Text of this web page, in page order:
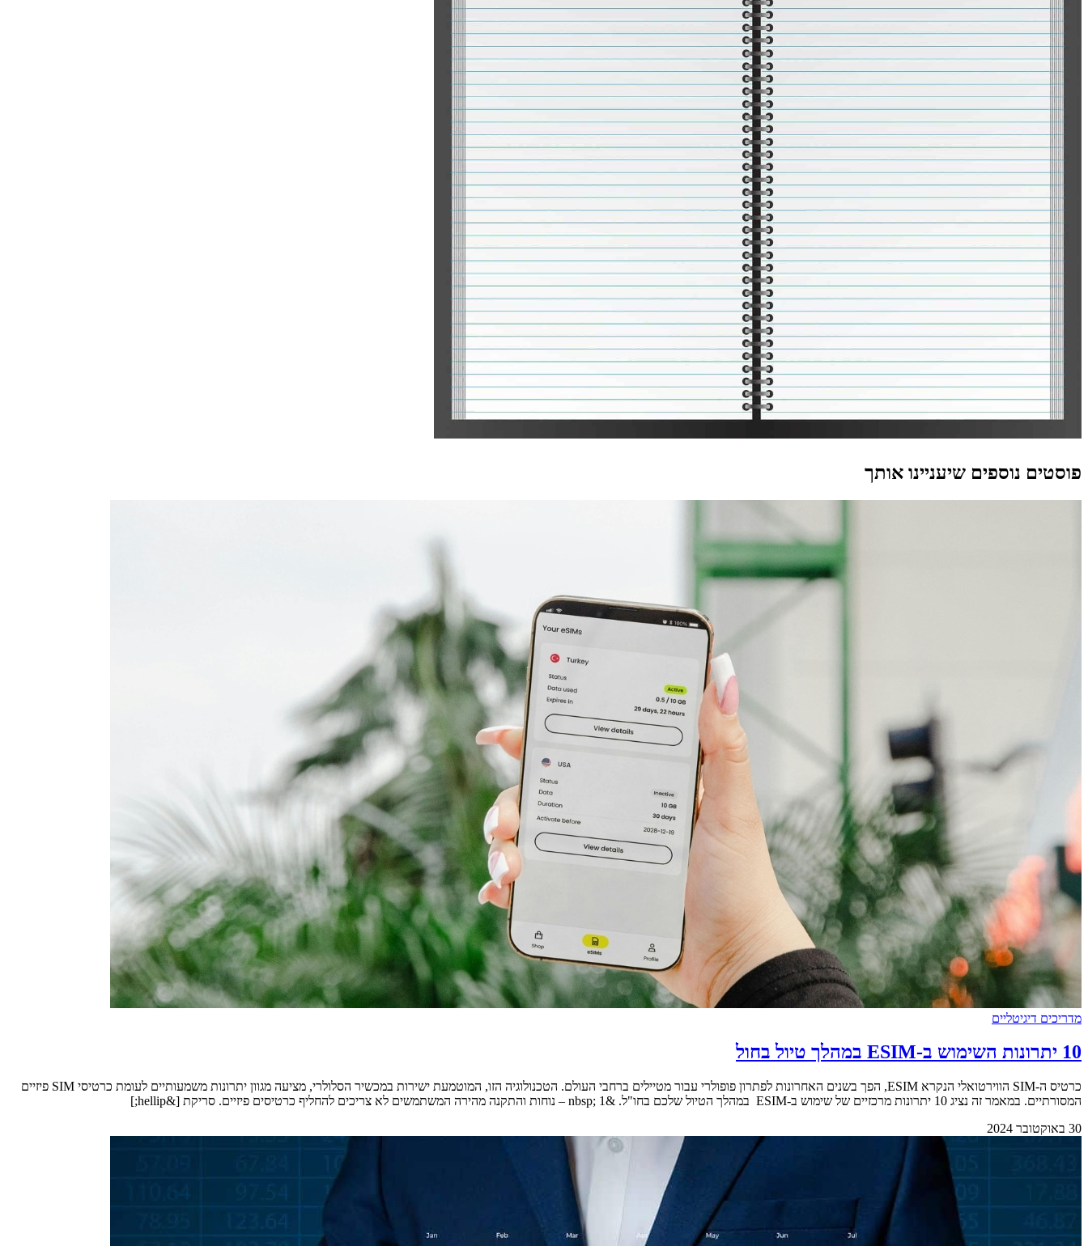
פוסטים נוספים שיעניינו אותך
מדריכים דיגיטליים
10 יתרונות השימוש ב-ESIM במהלך טיול בחול
כרטיס ה-SIM הווירטואלי הנקרא ESIM, הפך בשנים האחרונות לפתרון פופולרי עבור מטיילים ברחבי העולם. הטכנולוגיה הזו, המוטמעת ישירות במכשיר הסלולרי, מציעה מגוון יתרונות משמעותיים לעומת כרטיסי SIM פיזיים
המסורתיים. במאמר זה נציג 10 יתרונות מרכזיים של שימוש ב-ESIM במהלך הטיול שלכם בחו"ל. &nbsp; 1 – נוחות והתקנה מהירה המשתמשים לא צריכים להחליף כרטיסים פיזיים. סריקת [&hellip;]
30 באוקטובר 2024